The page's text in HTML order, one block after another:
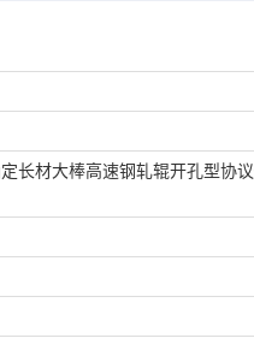
长材大棒高速钢轧辊开孔型协